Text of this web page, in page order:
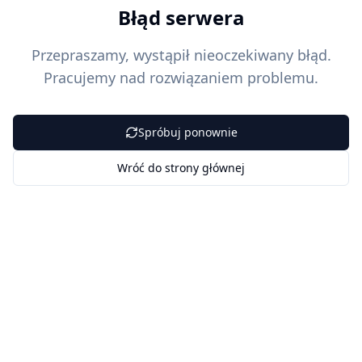
Błąd serwera
Przepraszamy, wystąpił nieoczekiwany błąd.
Pracujemy nad rozwiązaniem problemu.
Spróbuj ponownie
Wróć do strony głównej